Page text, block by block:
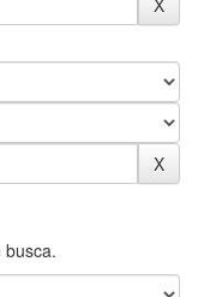
busca.